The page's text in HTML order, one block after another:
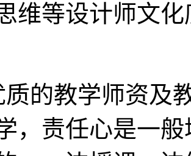
维等设计师文
质的教学师资
，责任心是一